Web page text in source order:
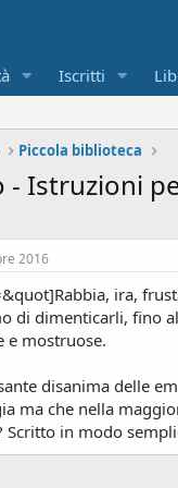
Iscritti
Piccola biblioteca
Istruzioni
2016
ira,
di dimenticarli, fino
e mostruose.
disanima delle
ma che nella
Scritto in modo